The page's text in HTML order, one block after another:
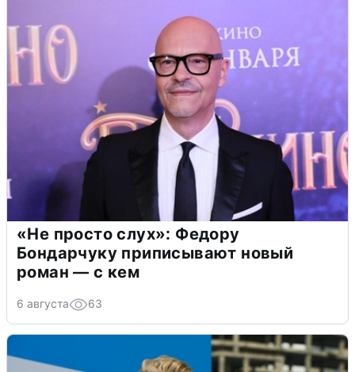
«Не просто слух»: Федору
Бондарчуку приписывают новый
роман — с кем
6 августа 63